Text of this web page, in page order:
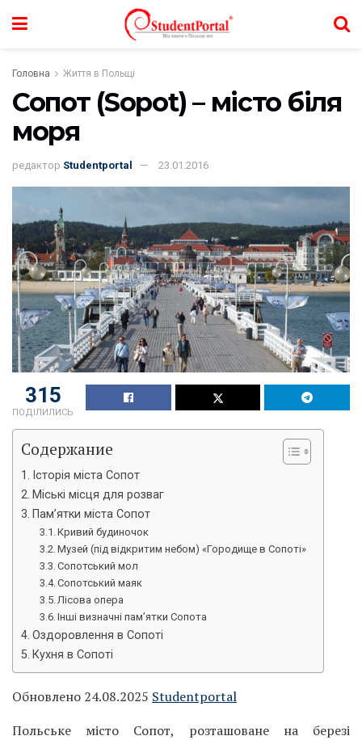
Головна Життя в Польщі
Сопот (Sopot) – місто біля
моря
редактор Studentportal 23.01.2016
315
ПОДІЛИЛИСЬ
Содержание
Історія міста Сопот
Міські місця для розваг
Пам’ятки міста Сопот
Кривий будиночок
Музей (під відкритим небом) «Городище в Сопоті»
Сопотський мол
Сопотський маяк
Лісова опера
Інші визначні пам’ятки Сопота
Оздоровлення в Сопоті
Кухня в Сопоті
Обновлено 24.08.2025 Studentportal
Польське місто Сопот, розташоване на березі